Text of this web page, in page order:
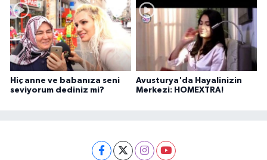
Hiç anne ve babanıza seni
seviyorum dediniz mi?
Avusturya'da Hayalinizin
Merkezi: HOMEXTRA!